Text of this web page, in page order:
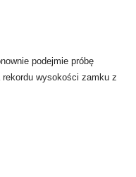
podejmie próbę
rekordu wysokości zamku z